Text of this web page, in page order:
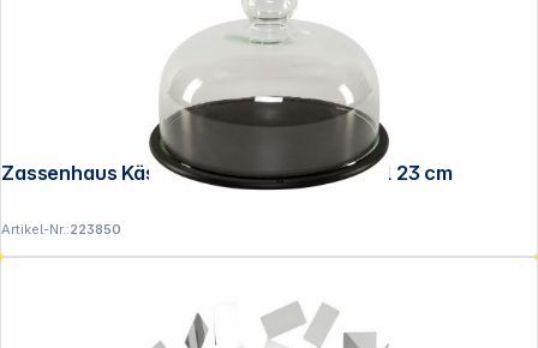
Zassenhaus Käseglocke mit Glas- deckel 23 cm
Artikel-Nr.:223850